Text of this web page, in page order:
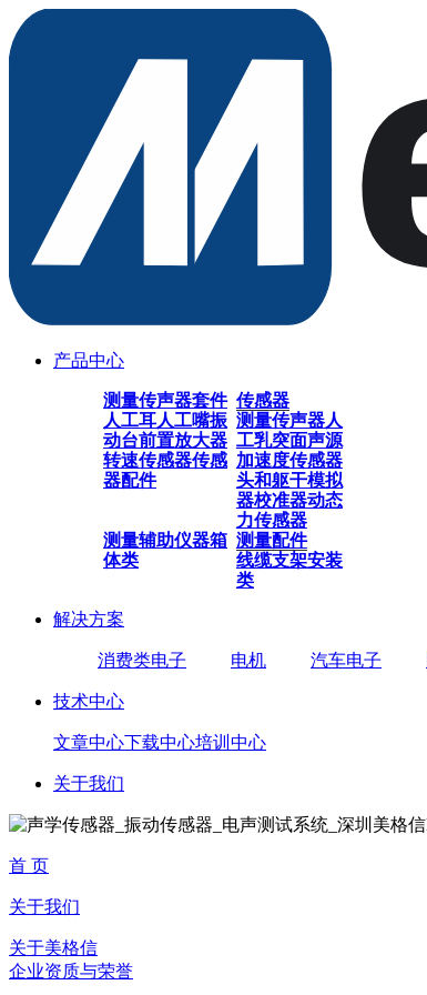
产品中心
传感器
测量传声器套件
人工耳人工嘴振
动台前置放大器
转速传感器传感
器配件
测量传声器人
工乳突面声源
加速度传感器
头和躯干模拟
器校准器动态
力传感器
测量配件
测量辅助仪器箱
体类
线缆支架安装
类
解决方案
消费类电子 电机 汽车电子
技术中心
文章中心下载中心培训中心
关于我们
首 页
关于我们
关于美格信
企业资质与荣誉